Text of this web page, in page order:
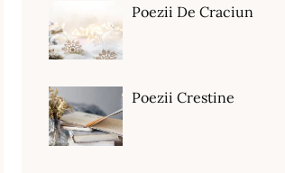
Poezii De Craciun
Poezii Crestine